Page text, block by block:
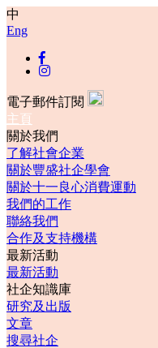
中
Eng
電子郵件訂閱
主頁
關於我們
了解社會企業
關於豐盛社企學會
關於十一良心消費運動
我們的工作
聯絡我們
合作及支持機構
最新活動
最新活動
社企知識庫
研究及出版
文章
搜尋社企